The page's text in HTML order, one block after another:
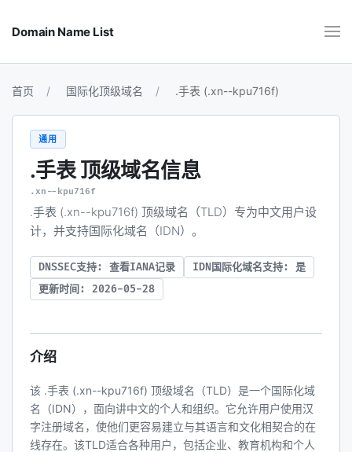
Domain Name List
首页 国际化顶级域名 .手表 (.xn--kpu716f)
通用
.手表 顶级域名信息
.xn--kpu716f
.手表 (.xn--kpu716f) 顶级域名（TLD）专为中文用户设
计，并支持国际化域名（IDN）。
DNSSEC支持: 查看IANA记录
IDN国际化域名支持: 是
更新时间: 2026-05-28
介绍
该 .手表 (.xn--kpu716f) 顶级域名（TLD）是一个国际化域
名（IDN），面向讲中文的个人和组织。它允许用户使用汉
字注册域名，使他们更容易建立与其语言和文化相契合的在
线存在。该TLD适合各种用户，包括企业、教育机构和个人